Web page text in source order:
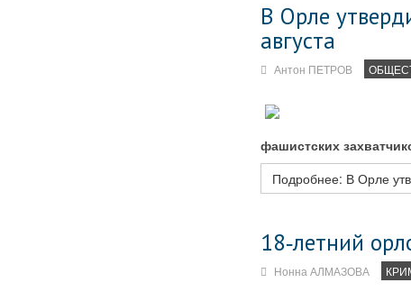
В Орле
августа
Антон ПЕТРОВ
фашистских
Подробнее: В Орле
18‑летний
Нонна АЛМАЗОВА